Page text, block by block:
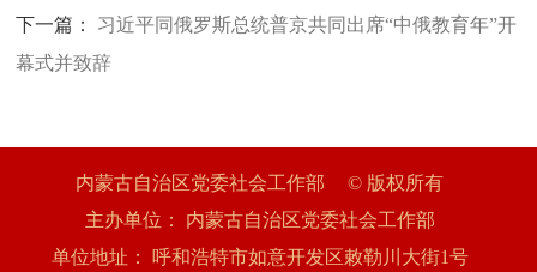
下一篇： 习近平同俄罗斯总统普京共同出席“中俄教育年”开
幕式并致辞
内蒙古自治区党委社会工作部
© 版权所有
主办单位：
内蒙古自治区党委社会工作部
单位地址：
呼和浩特市如意开发区敕勒川大街1号